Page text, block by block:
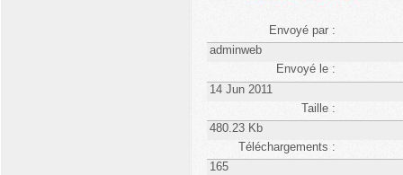
Envoyé par :
adminweb
Envoyé le :
14 Jun 2011
Taille :
480.23 Kb
Téléchargements :
165